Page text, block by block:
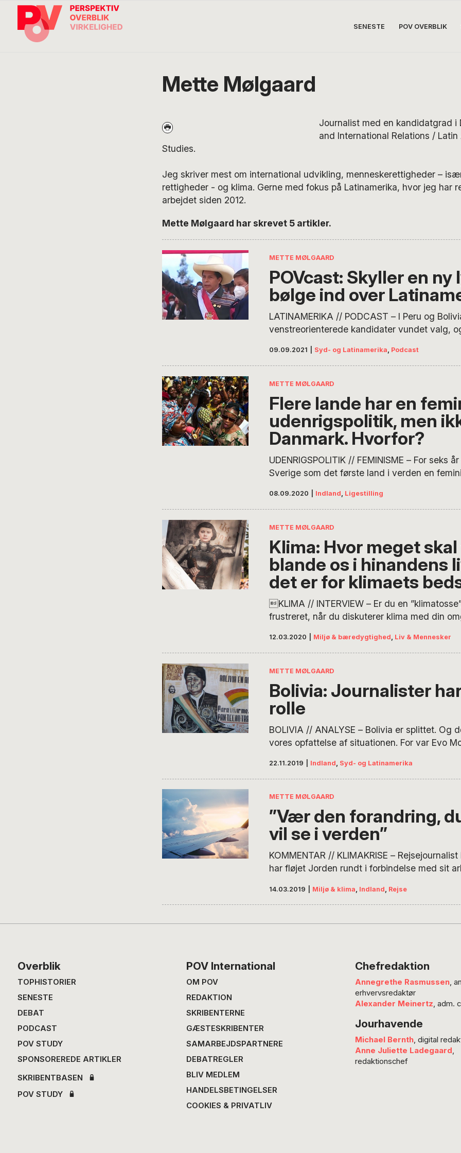
direkte
indhold
direkte
SENESTE POV OVERBLIK
International
Mette Mølgaard
Journalist med en kandidatgrad i
and International Relations / Latin
Studies.
Jeg skriver mest om international udvikling, menneskerettigheder –
rettigheder - og klima. Gerne med fokus på Latinamerika, hvor jeg har
arbejdet siden 2012.
Mette Mølgaard har skrevet 5 artikler.
METTE MØLGAARD
POVcast: Skyller en ny
bølge ind over
LATINAMERIKA // PODCAST – I Peru og
venstreorienterede kandidater vundet valg,
Latinamerika’ diskuterer, om en ny lyserød
over regionen med Carlos Salas Lind,
Copenhagen Business School. Mette
09.09.2021 Syd- og Latinamerika, Podcast
METTE MØLGAARD
Flere lande har en
udenrigspolitik, men
Danmark. Hvorfor?
UDENRIGSPOLITIK // FEMINISME – For seks
Sverige som det første land i verden en
er ikke et af dem. Men hvorfor er vi så bange
Mette Mølgaard har interviewet to forskere;
Rosamond, ‘Senior Researcher’ i Globale
08.09.2020 Indland, Ligestilling
METTE MØLGAARD
Klima: Hvor meget skal
blande os i hinandens
det er for klimaets
KLIMA // INTERVIEW – Er du en
frustreret, når du diskuterer klima med din
Mette Mølgaard har talt med teolog og lektor
og kunstneren Anders Morgenthaler og
stiller du op? Skal du involvere dig…
12.03.2020 Miljø & bæredygtighed, Liv & Mennesker
METTE MØLGAARD
Bolivia: Journalister
rolle
BOLIVIA // ANALYSE – Bolivia er splittet. Og
vores opfattelse af situationen. For var Evo
ham til at udskrive nyt valg? Eller var det et
forsøg på at følge forfatningen og opretholde
Bolivia? Efter præsidentvalget den 20.
22.11.2019 Indland Syd- og Latinamerika
METTE MØLGAARD
”Vær den forandring,
vil se i verden”
KOMMENTAR // KLIMAKRISE –
har fløjet Jorden rundt i forbindelse med sit
Australien og New Zealand. Men nu skal det
lange flyture, skriver hun i denne kommentar.
14.03.2019 Miljø & klima Indland Rejse
Footer
Overblik
TOPHISTORIER
SENESTE
DEBAT
PODCAST
POV STUDY
SPONSOREREDE ARTIKLER
SKRIBENTBASEN
POV STUDY
POV International
OM POV
REDAKTION
SKRIBENTERNE
GÆSTESKRIBENTER
SAMARBEJDSPARTNERE
DEBATREGLER
BLIV MEDLEM
HANDELSBETINGELSER
COOKIES & PRIVATLIV
Chefredaktion
Annegrethe Rasmussen,
erhvervsredaktør
Alexander Meinertz, adm.
Jourhavende
Michael Bernth, digital
Anne Juliette Ladegaard,
redaktionschef